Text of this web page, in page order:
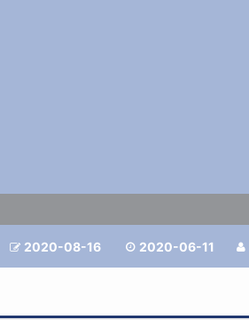
 2020-08-16  2020-06-11 